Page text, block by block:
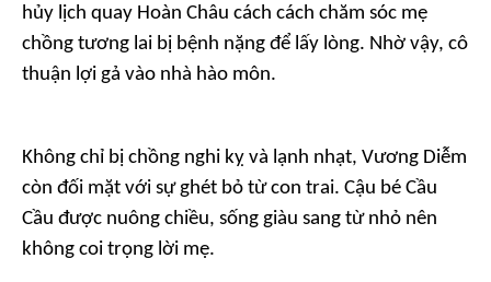
hủy lịch quay Hoàn Châu cách cách chăm sóc mẹ
chồng tương lai bị bệnh nặng để lấy lòng. Nhờ vậy, cô
thuận lợi gả vào nhà hào môn.
Không chỉ bị chồng nghi kỵ và lạnh nhạt, Vương Diễm
còn đối mặt với sự ghét bỏ từ con trai. Cậu bé Cầu
Cầu được nuông chiều, sống giàu sang từ nhỏ nên
không coi trọng lời mẹ.